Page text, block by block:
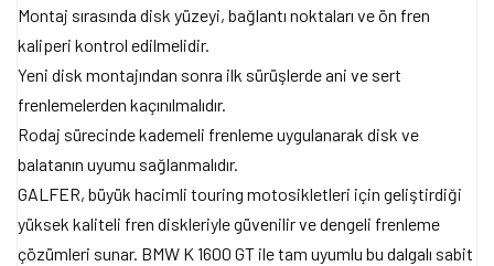
Montaj sırasında disk yüzeyi, bağlantı noktaları ve ön fren
kaliperi kontrol edilmelidir.
Yeni disk montajından sonra ilk sürüşlerde ani ve sert
frenlemelerden kaçınılmalıdır.
Rodaj sürecinde kademeli frenleme uygulanarak disk ve
balatanın uyumu sağlanmalıdır.
GALFER, büyük hacimli touring motosikletleri için geliştirdiği
yüksek kaliteli fren diskleriyle güvenilir ve dengeli frenleme
çözümleri sunar. BMW K 1600 GT ile tam uyumlu bu dalgalı sabit